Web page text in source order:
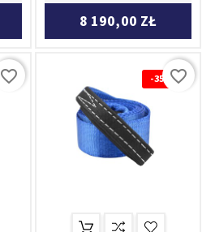
8 190,00 ZŁ
favorite_border -35%favorite_border